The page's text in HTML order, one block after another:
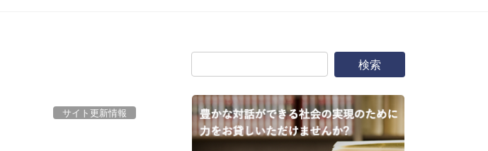
サイト更新情報